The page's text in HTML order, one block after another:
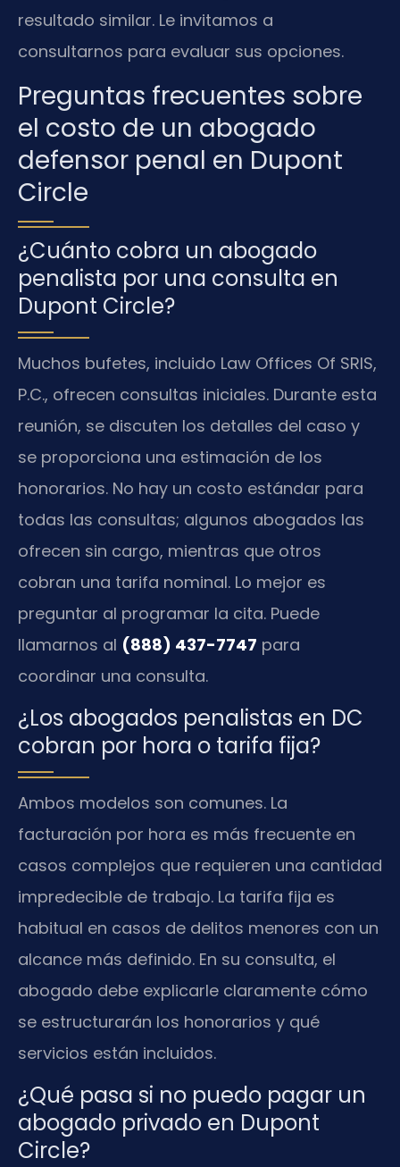
resultado similar. Le invitamos a
consultarnos para evaluar sus opciones.
Preguntas frecuentes sobre
el costo de un abogado
defensor penal en Dupont
Circle
¿Cuánto cobra un abogado
penalista por una consulta en
Dupont Circle?
Muchos bufetes, incluido Law Offices Of SRIS,
P.C., ofrecen consultas iniciales. Durante esta
reunión, se discuten los detalles del caso y
se proporciona una estimación de los
honorarios. No hay un costo estándar para
todas las consultas; algunos abogados las
ofrecen sin cargo, mientras que otros
cobran una tarifa nominal. Lo mejor es
preguntar al programar la cita. Puede
llamarnos al (888) 437-7747 para
coordinar una consulta.
¿Los abogados penalistas en DC
cobran por hora o tarifa fija?
Ambos modelos son comunes. La
facturación por hora es más frecuente en
casos complejos que requieren una cantidad
impredecible de trabajo. La tarifa fija es
habitual en casos de delitos menores con un
alcance más definido. En su consulta, el
abogado debe explicarle claramente cómo
se estructurarán los honorarios y qué
servicios están incluidos.
¿Qué pasa si no puedo pagar un
abogado privado en Dupont
Circle?